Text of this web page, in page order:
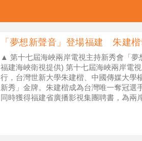
「夢想新聲音」登場福建 朱建
▲ 第十七屆海峽兩岸電視主持新秀會「
福建海峽衛視提供) 第十七屆海峽兩岸電
行，台灣世新大學朱建楷、中國傳媒大學
新秀」金牌。朱建楷成為台灣唯一奪冠選
同時獲得福建省廣播影視集團聘書，為